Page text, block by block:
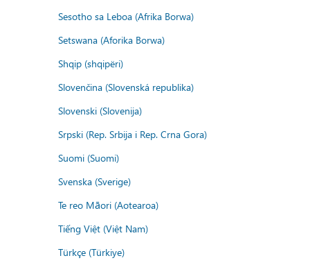
Sesotho sa Leboa (Afrika Borwa)
Setswana (Aforika Borwa)
Shqip (shqipëri)
Slovenčina (Slovenská republika)
Slovenski (Slovenija)
Srpski (Rep. Srbija i Rep. Crna Gora)
Suomi (Suomi)
Svenska (Sverige)
Te reo Māori (Aotearoa)
Tiếng Việt (Việt Nam)
Türkçe (Türkiye)